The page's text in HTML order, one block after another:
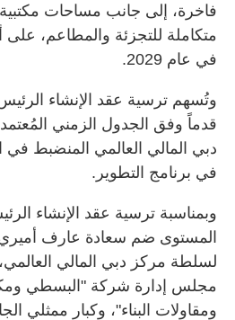
فاخرة، إلى جانب مساحات
متكاملة للتجزئة والمطاعم،
في عام 2029.
وتُسهم ترسية عقد الإنشاء
قدماً وفق الجدول الزمني
دبي المالي العالمي المنضبط في
في برنامج التطوير.
وبمناسبة ترسية عقد الإنشاء
المستوى ضم سعادة عارف أميري،
لسلطة مركز دبي المالي
مجلس إدارة شركة "البسطي
ومقاولات البناء"، وكبار ممثلي